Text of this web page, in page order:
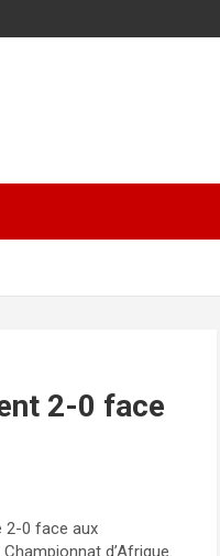
2-0 face
2-0 face aux
d’Afrique